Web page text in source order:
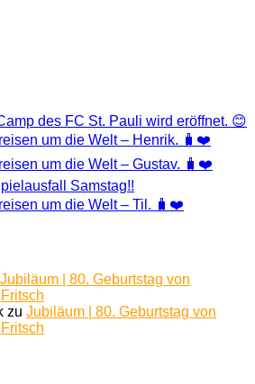
des FC St. Pauli wird eröffnet. 😊
um die Welt – Henrik. 🧳❤️
um die Welt – Gustav. 🧳❤️
Samstag!!
um die Welt – Til. 🧳❤️
Jubiläum | 80. Geburtstag von
zu Jubiläum | 80. Geburtstag von